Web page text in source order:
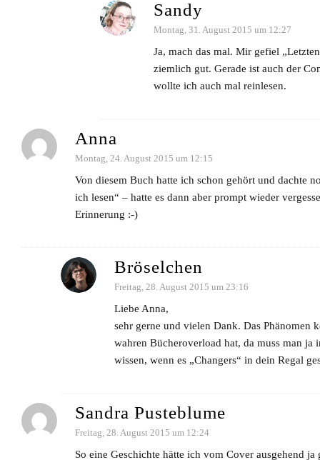
Sandy
Montag, 31. August 2015 um 12:27
Ja, mach das mal. Mir gefiel
ziemlich gut. Gerade ist auch der
wollte ich auch mal reinlesen.
Anna
Montag, 24. August 2015 um 12:15
Von diesem Buch hatte ich schon gehört und dachte
ich lesen“ – hatte es dann aber prompt wieder
Erinnerung :-)
Bröselchen
Freitag, 28. August 2015 um 23:16
Liebe Anna,
sehr gerne und vielen Dank. Das Phänomen
wahren Bücheroverload hat, da muss man ja
wissen, wenn es „Changers“ in dein Regal
Sandra Pusteblume
Freitag, 28. August 2015 um 12:24
So eine Geschichte hätte ich vom Cover ausgehend